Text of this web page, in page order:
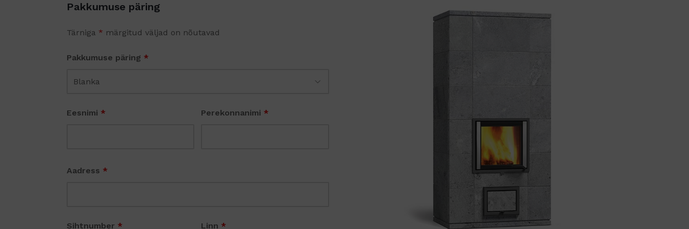
Pakkumuse päring
Tärniga * märgitud väljad on nõutavad
Pakkumuse päring *
Eesnimi * Perekonnanimi *
Aadress *
Sihtnumber * Linn *